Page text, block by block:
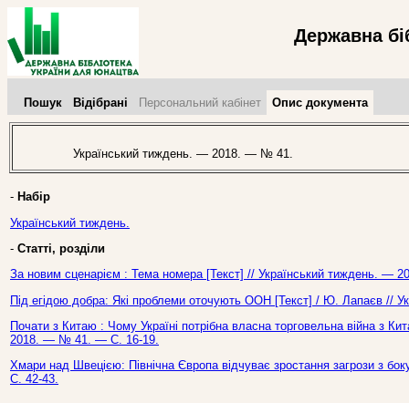
Державна
Пошук Відібрані Персональний кабінет Опис документа
Український тиждень. — 2018. — № 41.
- Набір
Український тиждень.
- Статті, розділи
За новим сценарієм : Тема номера [Текст] // Український тиждень.
Під егідою добра: Які проблеми оточують ООН [Текст] / Ю. Лапаєв
Почати з Китаю : Чому Україні потрібна власна торговельна війна з
2018. — № 41. — С. 16-19.
Хмари над Швецією: Північна Європа відчуває зростання загрози з
С. 42-43.